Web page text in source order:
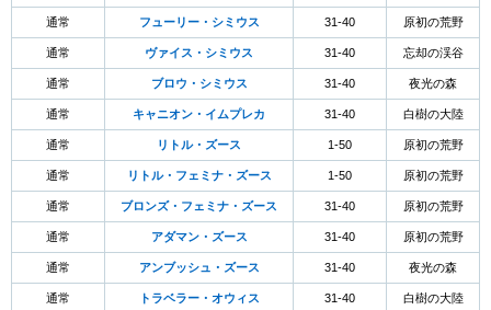
通常 フューリー・シミウス 31-40 原初の荒野
通常 ヴァイス・シミウス 31-40 忘却の渓谷
通常 ブロウ・シミウス 31-40 夜光の森
通常 キャニオン・イムプレカ 31-40 白樹の大陸
通常 リトル・ズース 1-50 原初の荒野
通常 リトル・フェミナ・ズース 1-50 原初の荒野
通常 ブロンズ・フェミナ・ズース 31-40 原初の荒野
通常 アダマン・ズース 31-40 原初の荒野
通常 アンブッシュ・ズース 31-40 夜光の森
通常 トラベラー・オウィス 31-40 白樹の大陸